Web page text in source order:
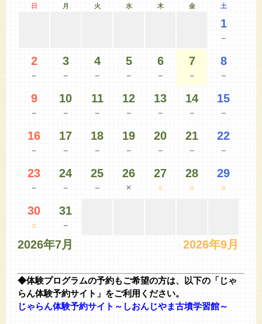
日
月 火 水 木 金 土
1
－
2
－
3
－
4
－
5
－
6
－
7
－
8
－
9
－
10
－
11
－
12
－
13
－
14
－
15
－
16
－
17
－
18
－
19
－
20
－
21
－
22
－
23
－
24
－
25
－
26
×
27
○
28
○
29
○
30
○
31
－
2026年7月 2026年9月
◆体験プログラムの予約もご希望の方は、以下の「じゃ
らん体験予約サイト」をご利用ください。
じゃらん体験予約サイト～しおんじやま古墳学習館～